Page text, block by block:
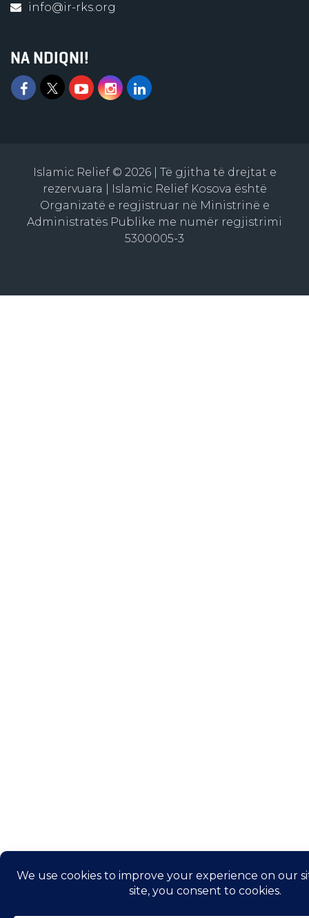
info@ir-rks.org
NA NDIQNI!
Islamic Relief © 2026 | Të gjitha të drejtat e
rezervuara | Islamic Relief Kosova është
Organizatë e regjistruar në Ministrinë e
Administratës Publike me numër regjistrimi
5300005-3